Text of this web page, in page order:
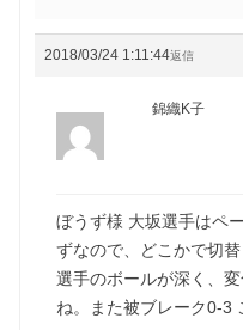
2018/03/24 1:11:44返信
錦織K子
ぼうず様 大坂選手はペ
ずなので、どこかで切
選手のボールが深く、
ね。また被ブレーク0-3